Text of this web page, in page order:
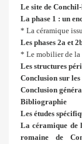
Le site de
La phase 1 : un
* La céramique
Les phases 2a et
* Le mobilier de la
Les structures
Conclusion sur
Conclusion
Bibliographie
Les études
La céramique de
romaine de